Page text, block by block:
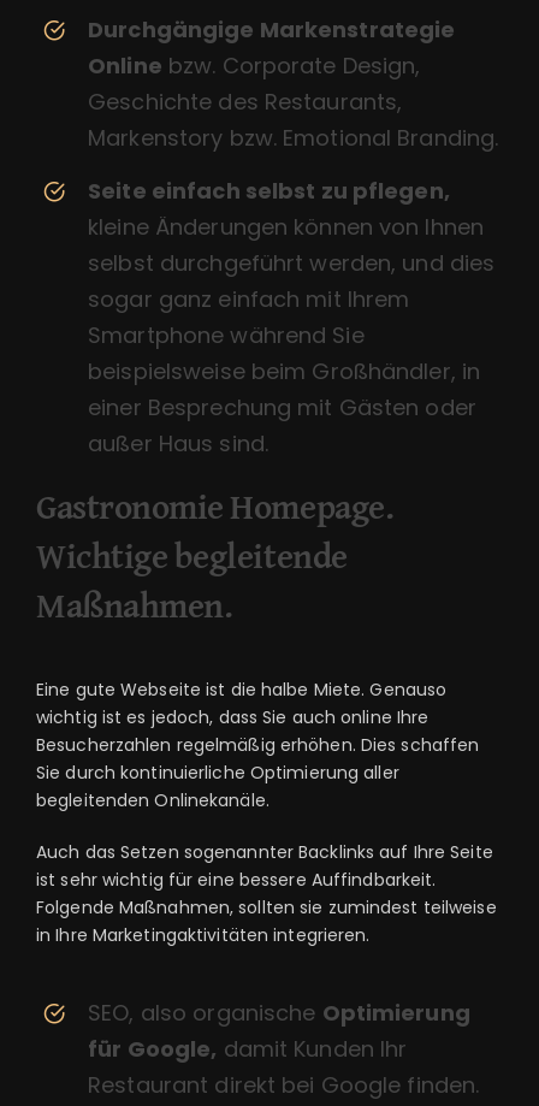
Durchgängige Markenstrategie
Online bzw. Corporate Design,
Geschichte des Restaurants,
Markenstory bzw. Emotional Branding.
Seite einfach selbst zu pflegen,
kleine Änderungen können von Ihnen
selbst durchgeführt werden, und dies
sogar ganz einfach mit Ihrem
Smartphone während Sie
beispielsweise beim Großhändler, in
einer Besprechung mit Gästen oder
außer Haus sind.
Gastronomie Homepage.
Wichtige begleitende
Maßnahmen.
Eine gute Webseite ist die halbe Miete. Genauso
wichtig ist es jedoch, dass Sie auch online Ihre
Besucherzahlen regelmäßig erhöhen. Dies schaffen
Sie durch kontinuierliche Optimierung aller
begleitenden Onlinekanäle.
Auch das Setzen sogenannter Backlinks auf Ihre Seite
ist sehr wichtig für eine bessere Auffindbarkeit.
Folgende Maßnahmen, sollten sie zumindest teilweise
in Ihre Marketingaktivitäten integrieren.
SEO, also organische Optimierung
für Google, damit Kunden Ihr
Restaurant direkt bei Google finden.